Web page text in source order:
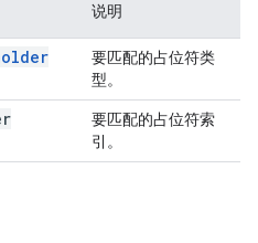
说明
要匹配的占位符类
型。
要匹配的占位符索
引。